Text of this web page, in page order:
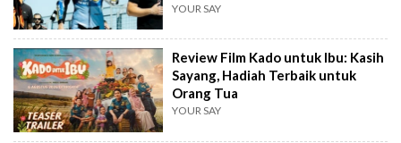
YOUR SAY
Review Film Kado untuk Ibu: Kasih
Sayang, Hadiah Terbaik untuk
Orang Tua
YOUR SAY